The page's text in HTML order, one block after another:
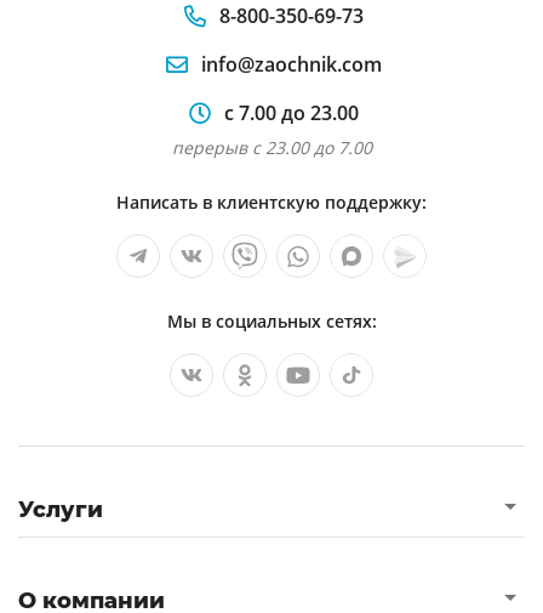
8-800-350-69-73
info@zaochnik.com
с 7.00 до 23.00
перерыв с 23.00 до 7.00
Написать в клиентскую поддержку:
Мы в социальных сетях:
Услуги
О компании